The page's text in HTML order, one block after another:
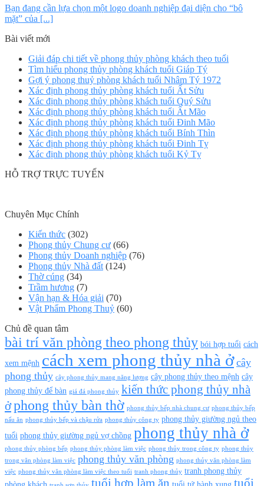
Bạn đang cần lựa chọn một logo doanh nghiệp đại diện cho “bô
mặt” của [...]
Bài viết mới
Giải đáp chi tiết về phong thủy phòng khách theo tuổi
Tìm hiểu phong thủy phòng khách tuổi Giáp Tý
Gợi ý phong thuỷ phòng khách tuổi Nhâm Tý 1972
Xác định phong thủy phòng khách tuổi Ất Sửu
Xác định phong thủy phòng khách tuổi Quý Sửu
Xác định phong thủy phòng khách tuổi Ất Mão
Xác định phong thủy phòng khách tuổi Đinh Mão
Xác định phong thủy phòng khách tuổi Bính Thìn
Xác định phong thủy phòng khách tuổi Đinh Tỵ
Xác định phong thủy phòng khách tuổi Kỷ Tỵ
HỖ TRỢ TRỰC TUYẾN
Chuyên Mục Chính
Kiến thức (302)
Phong thủy Chung cư (66)
Phong thủy Doanh nghiệp (76)
Phong thủy Nhà đất (124)
Thờ cúng (34)
Trầm hương (7)
Vận hạn & Hóa giải (70)
Vật Phẩm Phong Thuỷ (60)
Chủ đề quan tâm
bài trí văn phòng theo phong thủy bói hợp tuổi cách
xem mệnh cách xem phong thủy nhà ở cây
phong thủy cây phong thủy mang năng lượng cây phong thủy theo mệnh cây
phong thủy để bàn giá đá phong thủy kiến thức phong thủy nhà
ởphong thủy bàn thờ phong thủy bếp nhà chung cư phong thủy bếp
nấu ăn phong thủy bếp và chậu rửa phong thủy công ty phong thủy giường ngủ theo
tuổi phong thủy giường ngủ vợ chồng phong thủy nhà ở
phong thủy phòng bếp phong thủy phòng làm việc phong thủy trong công ty phong thủy
trong văn phòng làm việc phong thủy văn phòng phong thủy văn phòng làm
việc phong thủy văn phòng làm việc theo tuổi tranh phong thủy tranh phong thủy
tuổi hợp làm ăn
tuổi